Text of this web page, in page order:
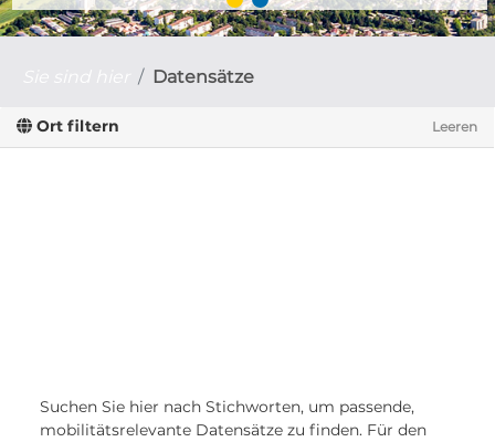
Datensätze
Ort filtern Leeren
Suchen Sie hier nach Stichworten, um passende,
mobilitätsrelevante Datensätze zu finden. Für den